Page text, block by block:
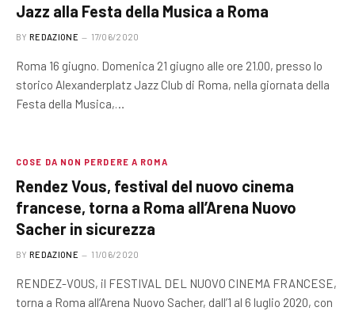
Jazz alla Festa della Musica a Roma
BY REDAZIONE 17/06/2020
Roma 16 giugno. Domenica 21 giugno alle ore 21.00, presso lo
storico Alexanderplatz Jazz Club di Roma, nella giornata della
Festa della Musica,…
COSE DA NON PERDERE A ROMA
Rendez Vous, festival del nuovo cinema
francese, torna a Roma all’Arena Nuovo
Sacher in sicurezza
BY REDAZIONE 11/06/2020
RENDEZ-VOUS, il FESTIVAL DEL NUOVO CINEMA FRANCESE,
torna a Roma all’Arena Nuovo Sacher, dall’1 al 6 luglio 2020, con